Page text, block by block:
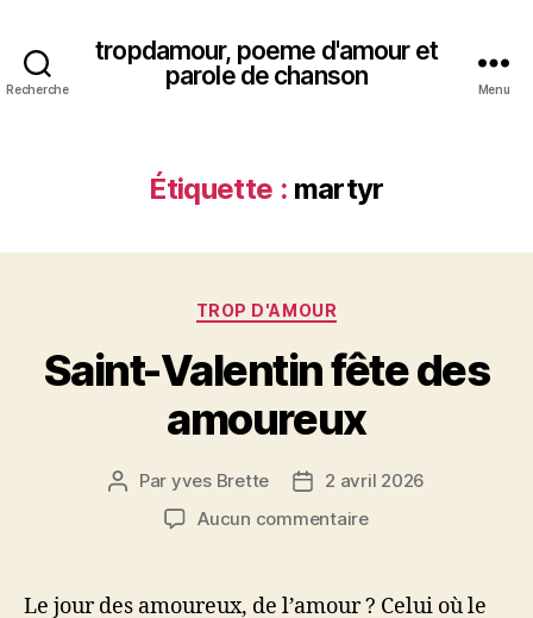
Recherche
tropdamour, poeme d'amour et
parole de chanson
Menu
Étiquette : martyr
Catégories
TROP D'AMOUR
Saint-Valentin fête des
amoureux
Auteur
l’article
Par yves Brette
Date2 avril 2026
Aucun commentairesur
fête
Le jour des amoureux, de l’amour ? Celui où le